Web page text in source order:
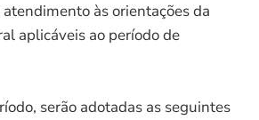
às orientações da
aplicáveis ao período de
serão adotadas as seguintes